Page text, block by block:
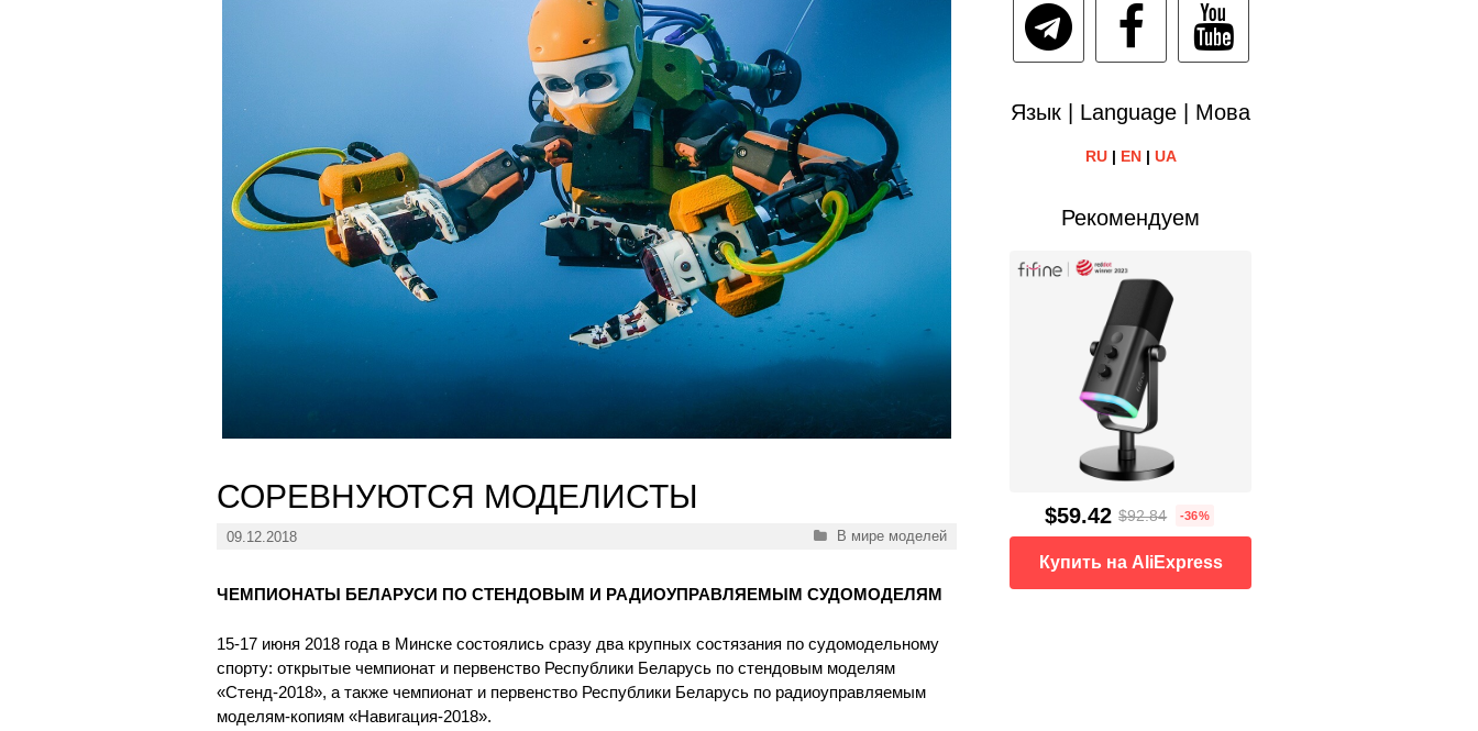
СОРЕВНУЮТСЯ МОДЕЛИСТЫ
09.12.2018 Рубрики
В мире моделей
ЧЕМПИОНАТЫ БЕЛАРУСИ ПО СТЕНДОВЫМ И РАДИОУПРАВЛЯЕМЫМ СУДОМОДЕЛЯМ
15-17 июня 2018 года в Минске состоялись сразу два крупных состязания по судомодельному
спорту: открытые чемпионат и первенство Республики Беларусь по стендовым моделям
«Стенд-2018», а также чемпионат и первенство Республики Беларусь по радиоуправляемым
моделям-копиям «Навигация-2018».
Язык | Language | Мова
RU| EN| UA
Рекомендуем
$59.42 $92.84 -36%
Купить на AliExpress